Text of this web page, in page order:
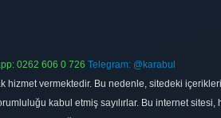
0262 606 0 726 Telegram: @karabul
hizmet vermektedir. Bu nedenle, sitedeki
kabul etmiş sayılırlar. Bu internet